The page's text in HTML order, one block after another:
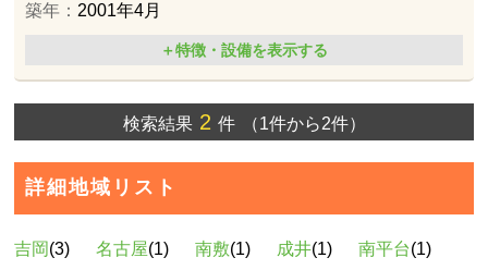
築年： 2001年4月
＋特徴・設備を表示する
検索結果2 件 （1件から2件）
詳細地域リスト
吉岡(3) 名古屋(1) 南敷(1) 成井(1) 南平台(1)